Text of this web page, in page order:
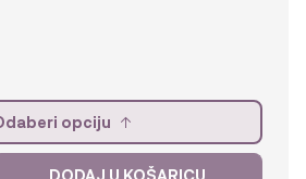
opciju